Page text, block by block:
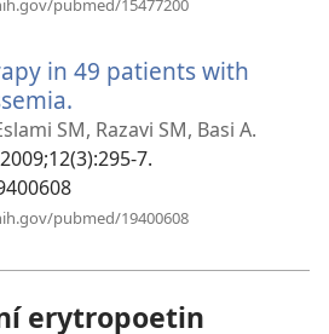
pubmed/15477200
in 49 patients with
nové
okno)
SM, Razavi SM, Basi A.
7.
pubmed/19400608
erytropoetin